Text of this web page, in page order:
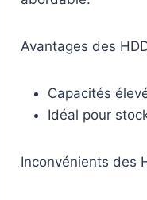
Avantages des
Capacités
Idéal pour
Inconvénients des